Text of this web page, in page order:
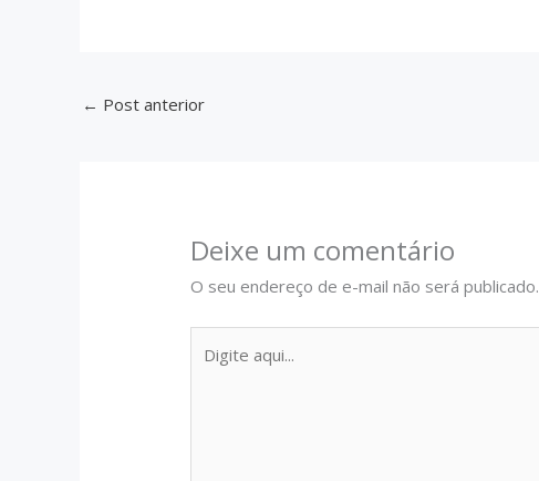
← Post anterior
Deixe um comentário
O seu endereço de e-mail não será publicado.
aqui...